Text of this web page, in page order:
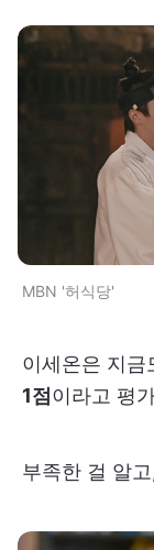
MBN '허식당'
이세온은 지금
1점 이라고 평
부족한 걸 알